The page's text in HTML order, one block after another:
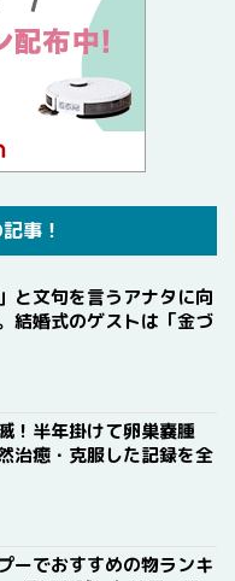
事！
と文句を言うアナタに向
結婚式のゲストは「金づ
！半年掛けて卵巣嚢腫
治癒・克服した記録を全
ーでおすすめの物ランキ